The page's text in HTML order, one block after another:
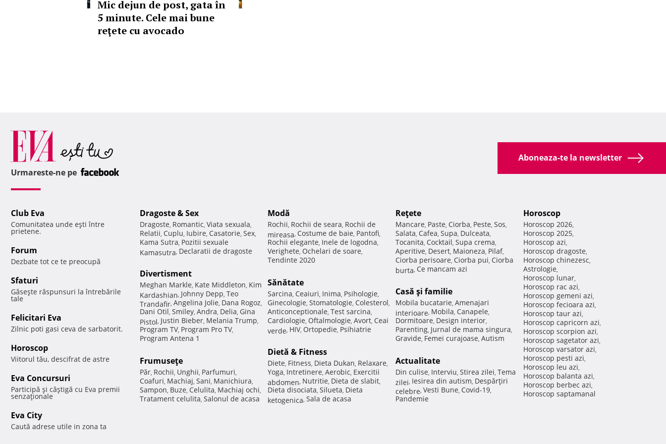
Mic dejun de post, gata în
5 minute. Cele mai bune
reţete cu avocado
Aboneaza-te la newsletter
Urmareste-ne pe
Club Eva
Comunitatea unde eşti între
prietene.
Forum
Dezbate tot ce te preocupă
Sfaturi
Găseşte răspunsuri la întrebările
tale
Felicitari Eva
Zilnic poti gasi ceva de sarbatorit.
Horoscop
Viitorul tău, descifrat de astre
Eva Concursuri
Participă şi câştigă cu Eva premii
senzaţionale
Eva City
Caută adrese utile in zona ta
Dragoste & Sex
Dragoste, Romantic, Viata sexuala,
Relatii, Cuplu, Iubire, Casatorie, Sex,
Kama Sutra, Pozitii sexuale
Kamasutra, Declaratii de dragoste
Divertisment
Meghan Markle, Kate Middleton, Kim
Kardashian, Johnny Depp, Teo
Trandafir, Angelina Jolie, Dana Rogoz,
Dani Otil, Smiley, Andra, Delia, Gina
Pistol, Justin Bieber, Melania Trump,
Program TV, Program Pro TV,
Program Antena 1
Frumuseţe
Păr, Rochii, Unghii, Parfumuri,
Coafuri, Machiaj, Sani, Manichiura,
Sampon, Buze, Celulita, Machiaj ochi,
Tratament celulita, Salonul de acasa
Modă
Rochii, Rochii de seara, Rochii de
mireasa, Costume de baie, Pantofi,
Rochii elegante, Inele de logodna,
Verighete, Ochelari de soare,
Tendinte 2020
Sănătate
Sarcina, Ceaiuri, Inima, Psihologie,
Ginecologie, Stomatologie, Colesterol,
Anticonceptionale, Test sarcina,
Cardiologie, Oftalmologie, Avort, Ceai
verde, HIV, Ortopedie, Psihiatrie
Dietă & Fitness
Diete, Fitness, Dieta Dukan, Relaxare,
Yoga, Intretinere, Aerobic, Exercitii
abdomen, Nutritie, Dieta de slabit,
Dieta disociata, Silueta, Dieta
ketogenica, Sala de acasa
Reţete
Mancare, Paste, Ciorba, Peste, Sos,
Salata, Cafea, Supa, Dulceata,
Tocanita, Cocktail, Supa crema,
Aperitive, Desert, Maioneza, Pilaf,
Ciorba perisoare, Ciorba pui, Ciorba
burta, Ce mancam azi
Casă şi familie
Mobila bucatarie, Amenajari
interioare, Mobila, Canapele,
Dormitoare, Design interior,
Parenting, Jurnal de mama singura,
Gravide, Femei curajoase, Autism
Actualitate
Din culise, Interviu, Stirea zilei, Tema
zilei, Iesirea din autism, Despărţiri
celebre, Vesti Bune, Covid-19,
Pandemie
Horoscop
Horoscop 2026,
Horoscop 2025,
Horoscop azi,
Horoscop dragoste,
Horoscop chinezesc,
Astrologie,
Horoscop lunar,
Horoscop rac azi,
Horoscop gemeni azi,
Horoscop fecioara azi,
Horoscop taur azi,
Horoscop capricorn azi,
Horoscop scorpion azi,
Horoscop sagetator azi,
Horoscop varsator azi,
Horoscop pesti azi,
Horoscop leu azi,
Horoscop balanta azi,
Horoscop berbec azi,
Horoscop saptamanal